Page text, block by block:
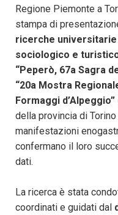
Regione Piemonte a
stampa di
ricerche
sociologico e
“Peperò, 67a Sagra
“20a Mostra
Formaggi
della provincia di
manifestazioni
confermano il loro
dati.
La ricerca è stata
coordinati e guidati dal